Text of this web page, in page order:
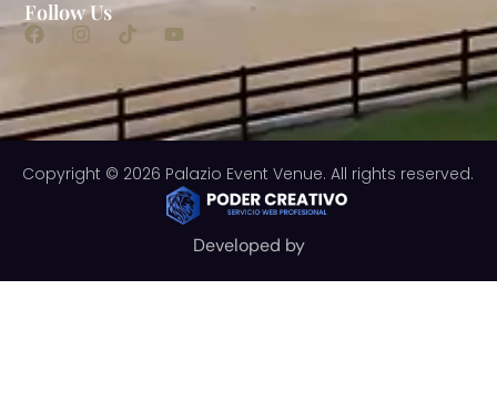
Follow Us
Copyright © 2026 Palazio Event Venue. All rights reserved.
Developed by